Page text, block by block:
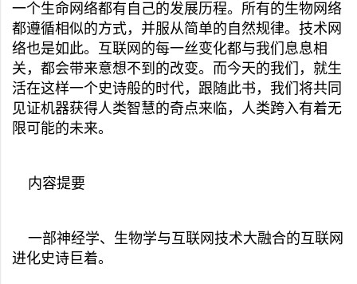
一个生命网络都有自己的发展历程。所有的生物网络
都遵循相似的方式，并服从简单的自然规律。技术网
络也是如此。互联网的每一丝变化都与我们息息相
关，都会带来意想不到的改变。而今天的我们，就生
活在这样一个史诗般的时代，跟随此书，我们将共同
见证机器获得人类智慧的奇点来临，人类跨入有着无
限可能的未来。
内容提要
一部神经学、生物学与互联网技术大融合的互联网
进化史诗巨着。